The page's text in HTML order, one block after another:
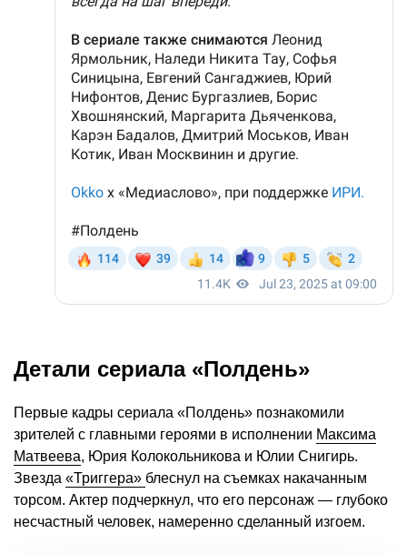
Детали сериала «Полдень»
Первые кадры сериала «Полдень» познакомили
зрителей с главными героями в исполнении Максима
Матвеева, Юрия Колокольникова и Юлии Снигирь.
Звезда «Триггера» блеснул на съемках накачанным
торсом. Актер подчеркнул, что его персонаж — глубоко
несчастный человек, намеренно сделанный изгоем.